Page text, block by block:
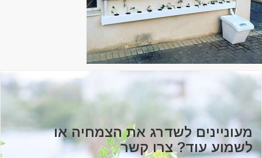
מעוניינים לשדרג את הצמחיה או
לשמוע עוד? צרו קשר